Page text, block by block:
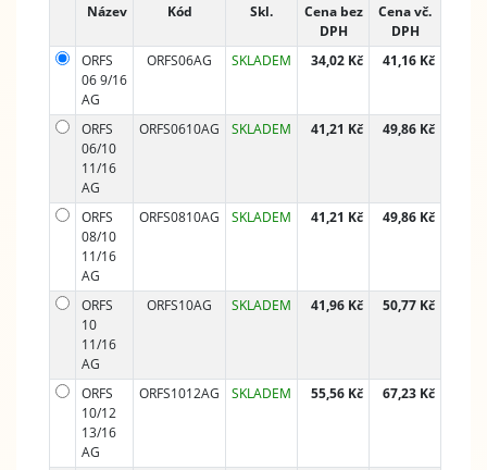
Název Kód Skl.
Cena bez
DPH
Cena vč.
DPH
ORFS
06 9/16
AG
ORFS06AG SKLADEM 34,02 Kč 41,16 Kč
ORFS
06/10
11/16
AG
ORFS0610AG SKLADEM 41,21 Kč 49,86 Kč
ORFS
08/10
11/16
AG
ORFS0810AG SKLADEM 41,21 Kč 49,86 Kč
ORFS
10
11/16
AG
ORFS10AG SKLADEM 41,96 Kč 50,77 Kč
ORFS
10/12
13/16
AG
ORFS1012AG SKLADEM 55,56 Kč 67,23 Kč